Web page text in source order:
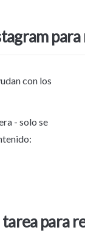
con los
- solo se